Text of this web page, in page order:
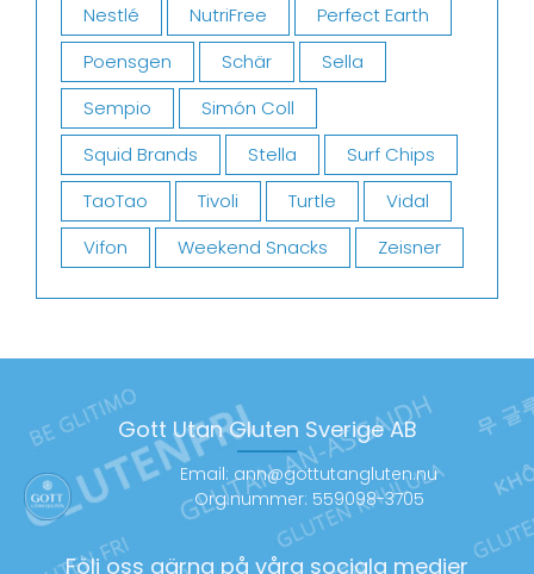
Nestlé
NutriFree
Perfect Earth
Poensgen
Schär
Sella
Sempio
Simón Coll
Squid Brands
Stella
Surf Chips
TaoTao
Tivoli Turtle
Vidal
Vifon
Weekend Snacks Zeisner
Gott Utan Gluten Sverige AB
Email: ann@gottutangluten.nu
Org.nummer: 559098-3705
Följ oss gärna på våra sociala medier